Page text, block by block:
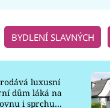
BYDLENÍ SLAVNÝCH
luxusní
dům láká na
i sprchu